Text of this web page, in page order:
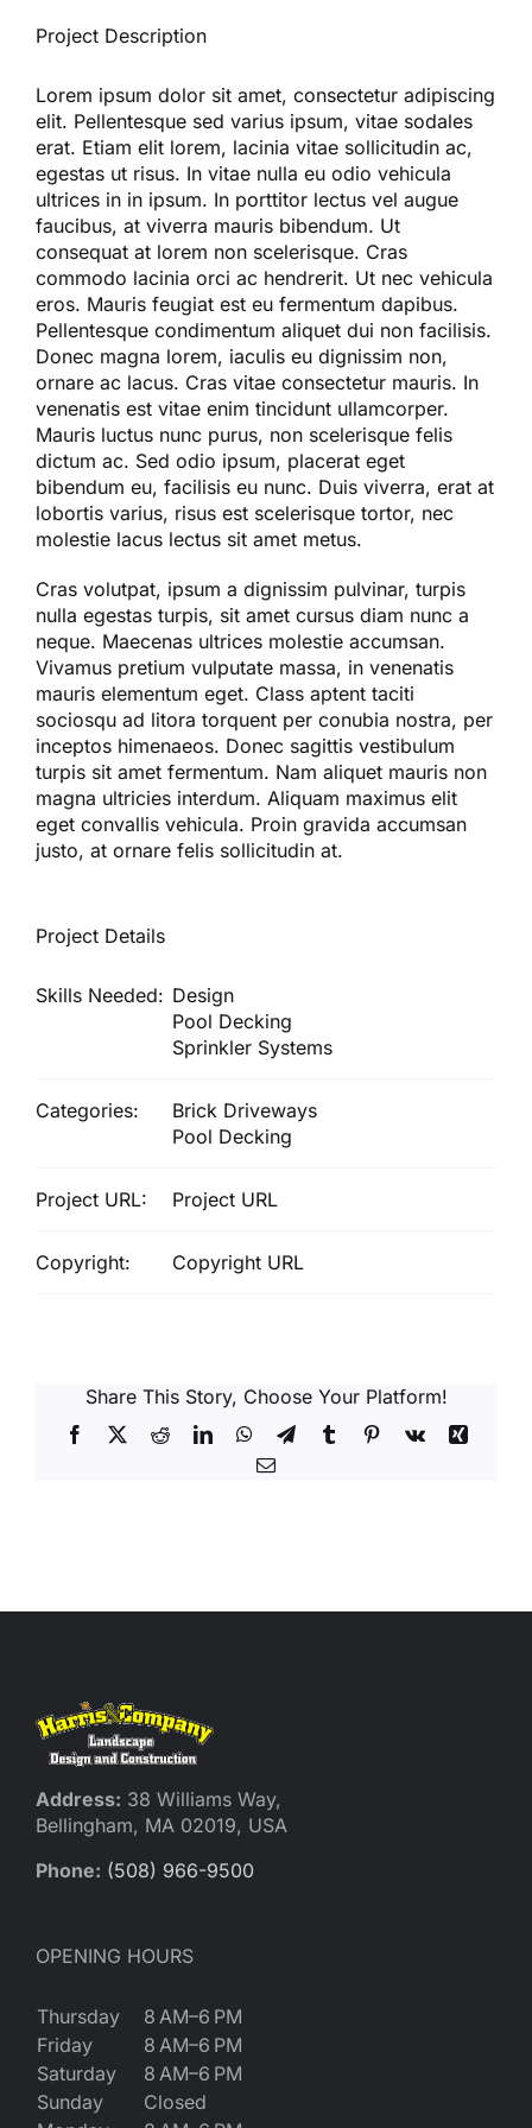
Project Description
Lorem ipsum dolor sit amet, consectetur adipiscing
elit. Pellentesque sed varius ipsum, vitae sodales
erat. Etiam elit lorem, lacinia vitae sollicitudin ac,
egestas ut risus. In vitae nulla eu odio vehicula
ultrices in in ipsum. In porttitor lectus vel augue
faucibus, at viverra mauris bibendum. Ut
consequat at lorem non scelerisque. Cras
commodo lacinia orci ac hendrerit. Ut nec vehicula
eros. Mauris feugiat est eu fermentum dapibus.
Pellentesque condimentum aliquet dui non facilisis.
Donec magna lorem, iaculis eu dignissim non,
ornare ac lacus. Cras vitae consectetur mauris. In
venenatis est vitae enim tincidunt ullamcorper.
Mauris luctus nunc purus, non scelerisque felis
dictum ac. Sed odio ipsum, placerat eget
bibendum eu, facilisis eu nunc. Duis viverra, erat at
lobortis varius, risus est scelerisque tortor, nec
molestie lacus lectus sit amet metus.
Cras volutpat, ipsum a dignissim pulvinar, turpis
nulla egestas turpis, sit amet cursus diam nunc a
neque. Maecenas ultrices molestie accumsan.
Vivamus pretium vulputate massa, in venenatis
mauris elementum eget. Class aptent taciti
sociosqu ad litora torquent per conubia nostra, per
inceptos himenaeos. Donec sagittis vestibulum
turpis sit amet fermentum. Nam aliquet mauris non
magna ultricies interdum. Aliquam maximus elit
eget convallis vehicula. Proin gravida accumsan
justo, at ornare felis sollicitudin at.
Project Details
Skills Needed: Design
Pool Decking
Sprinkler Systems
Categories:
Brick Driveways
Pool Decking
Project URL: Project URL
Copyright: Copyright URL
Share This Story, Choose Your Platform!
Facebook
X RedditLinkedInWhatsApp
TelegramTumblrPinterest
Vk
Xing
Email
Address: 38 Williams Way,
Bellingham, MA 02019, USA
Phone: (508) 966-9500
OPENING HOURS
Thursday
8 AM–6 PM
Friday
8 AM–6 PM
Saturday
8 AM–6 PM
Sunday
Closed